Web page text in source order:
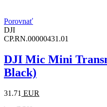
Porovnať
DJI
CP.RN.00000431.01
DJI Mic Mini
Black)
31.71 EUR